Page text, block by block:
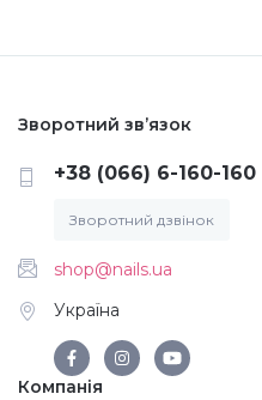
Зворотний зв’язок
+38 (066) 6-160-160
Зворотний дзвінок
shop@nails.ua
Україна
Компанія